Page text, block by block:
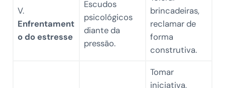
V.
Enfrentament
o do estresse
Escudos
psicológicos
diante da
pressão.
brincadeiras,
reclamar de
forma
construtiva.
Tomar
iniciativa,